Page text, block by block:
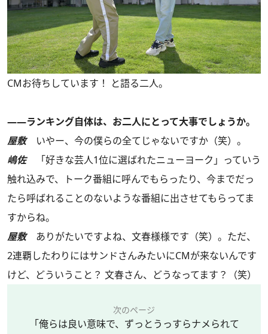
CMお待ちしています！ と語る二人。
――ランキング自体は、お二人にとって大事でしょうか。
屋敷いやー、今の僕らの全てじゃないですか（笑）。
嶋佐「好きな芸人1位に選ばれたニューヨーク」っていう
触れ込みで、トーク番組に呼んでもらったり、今までだっ
たら呼ばれることのないような番組に出させてもらってま
すからね。
屋敷ありがたいですよね、文春様様です（笑）。ただ、
2連覇したわりにはサンドさんみたいにCMが来ないんです
けど、どういうこと？ 文春さん、どうなってます？（笑）
次のページ
「俺らは良い意味で、ずっとうっすらナメられて